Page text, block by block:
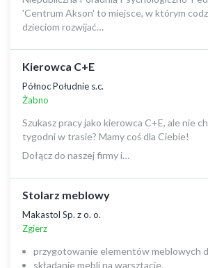
'Centrum Akson' to miejsce, w którym
dzieciom rozwijać…
Kierowca C+E
Północ Południe s.c.
Żabno
Szukasz pracy jako kierowca C+E, ale nie
tygodni w trasie? Mamy coś dla Ciebie!
Dołącz do naszej firmy i…
Stolarz meblowy
Makastol Sp. z o. o.
Zgierz
przygotowanie elementów meblowych
składanie mebli na warsztacie,